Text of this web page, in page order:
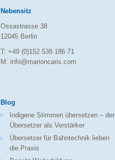
Nebensitz
Ossastrasse 38
12045 Berlin
T: +49 (0)152 538 186 71
M: info@marioncaris.com
Blog
Indigene Stimmen übersetzen – der
Übersetzer als Verstärker
Übersetzer für Bahntechnik lieben
die Praxis